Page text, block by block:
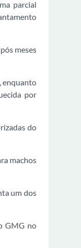
parcial
meses
enquanto
por
do
machos
um dos
GMG no